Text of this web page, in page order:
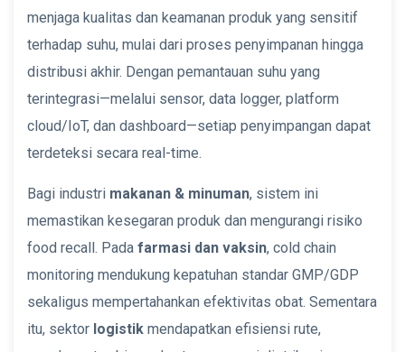
menjaga kualitas dan keamanan produk yang sensitif
terhadap suhu, mulai dari proses penyimpanan hingga
distribusi akhir. Dengan pemantauan suhu yang
terintegrasi—melalui sensor, data logger, platform
cloud/IoT, dan dashboard—setiap penyimpangan dapat
terdeteksi secara real-time.
Bagi industri makanan & minuman, sistem ini
memastikan kesegaran produk dan mengurangi risiko
food recall. Pada farmasi dan vaksin, cold chain
monitoring mendukung kepatuhan standar GMP/GDP
sekaligus mempertahankan efektivitas obat. Sementara
itu, sektor logistik mendapatkan efisiensi rute,